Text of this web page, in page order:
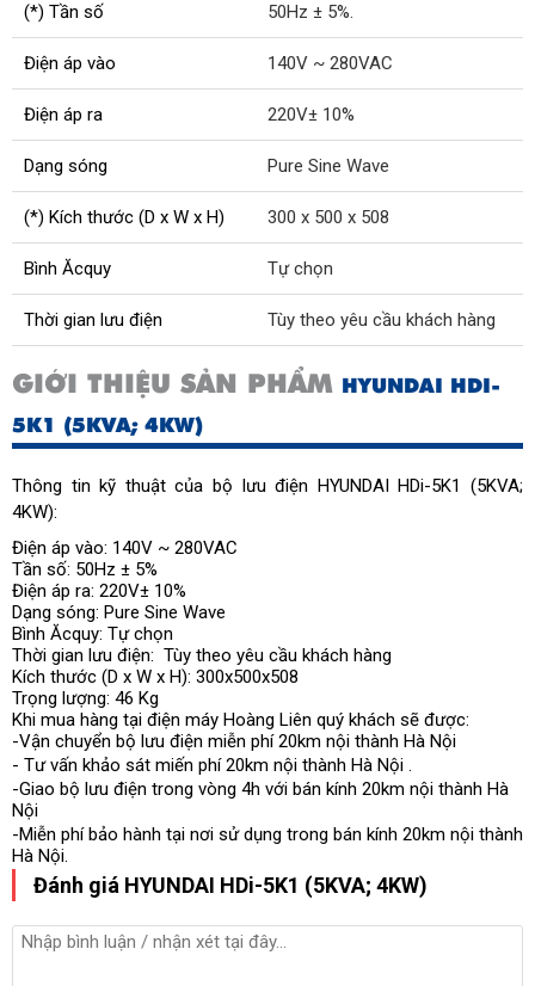
(*) Tần số 50Hz ± 5%.
Điện áp vào 140V ~ 280VAC
Điện áp ra 220V± 10%
Dạng sóng Pure Sine Wave
(*) Kích thước (D x W x H) 300 x 500 x 508
Bình Ăcquy Tự chọn
Thời gian lưu điện Tùy theo yêu cầu khách hàng
GIỚI THIỆU SẢN PHẨM HYUNDAI HDI-
5K1 (5KVA; 4KW)
Thông tin kỹ thuật của bộ lưu điện HYUNDAI HDi-5K1 (5KVA;
4KW):
Điện áp vào: 140V ~ 280VAC
Tần số: 50Hz ± 5%
Điện áp ra: 220V± 10%
Dạng sóng: Pure Sine Wave
Bình Ăcquy: Tự chọn
Thời gian lưu điện: Tùy theo yêu cầu khách hàng
Kích thước (D x W x H): 300x500x508
Trọng lượng: 46 Kg
Khi mua hàng tại điện máy Hoàng Liên quý khách sẽ được:
-Vận chuyển bộ lưu điện miễn phí 20km nội thành Hà Nội
- Tư vấn khảo sát miến phí 20km nội thành Hà Nội .
-Giao bộ lưu điện trong vòng 4h với bán kính 20km nội thành Hà
Nội
-Miễn phí bảo hành tại nơi sử dụng trong bán kính 20km nội thành
Hà Nội.
Đánh giá HYUNDAI HDi-5K1 (5KVA; 4KW)